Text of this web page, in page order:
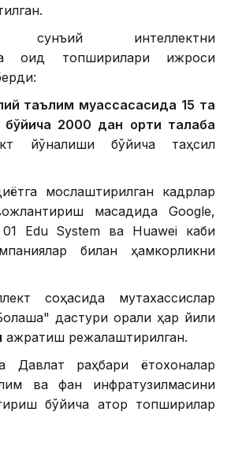
сунъий интеллектни
оид топшириқлари ижроси
таълим муассасасида 15 та
2000 дан ортиқ талаба
йўналиши бўйича таҳсил
мослаштирилган кадрлар
мақсадида Google,
Edu System ва Huawei каби
билан ҳамкорликни
соҳасида мутахассислар
дастури орқали ҳар йили
ажратиш режалаштирилган.
Давлат раҳбари ётоқхоналар
ва фан инфратузилмасини
бўйича қатор топшириқлар